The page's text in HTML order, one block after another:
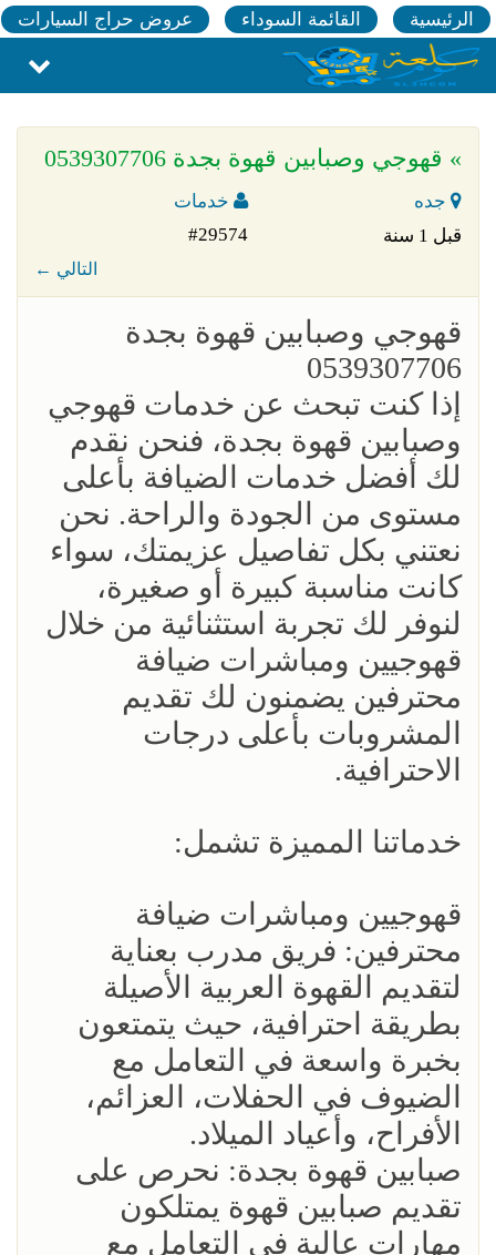
الرئيسية القائمة السوداء عروض حراج السيارات
» قهوجي وصبابين قهوة بجدة 0539307706
جده
خدمات
قبل 1 سنة
#29574
← التالي
قهوجي وصبابين قهوة بجدة
0539307706
إذا كنت تبحث عن خدمات قهوجي
وصبابين قهوة بجدة، فنحن نقدم
لك أفضل خدمات الضيافة بأعلى
مستوى من الجودة والراحة. نحن
نعتني بكل تفاصيل عزيمتك، سواء
كانت مناسبة كبيرة أو صغيرة،
لنوفر لك تجربة استثنائية من خلال
قهوجيين ومباشرات ضيافة
محترفين يضمنون لك تقديم
المشروبات بأعلى درجات
الاحترافية.
خدماتنا المميزة تشمل:
قهوجيين ومباشرات ضيافة
محترفين: فريق مدرب بعناية
لتقديم القهوة العربية الأصيلة
بطريقة احترافية، حيث يتمتعون
بخبرة واسعة في التعامل مع
الضيوف في الحفلات، العزائم،
الأفراح، وأعياد الميلاد.
صبابين قهوة بجدة: نحرص على
تقديم صبابين قهوة يمتلكون
مهارات عالية في التعامل مع